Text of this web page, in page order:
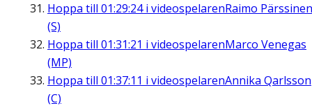
Hoppa till 01:29:24i videospelarenRaimo Pärssinen
(S)
Hoppa till 01:31:21 i videospelarenMarco Venegas
(MP)
Hoppa till 01:37:11 i videospelarenAnnika Qarlsson
(C)